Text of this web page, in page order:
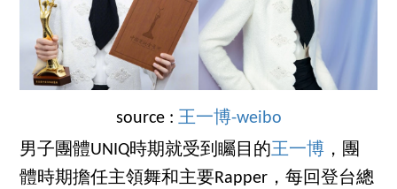
source : 王一博-weibo
男子團體UNIQ時期就受到矚目的王一博 ，團
體時期擔任主領舞和主要Rapper，每回登台總